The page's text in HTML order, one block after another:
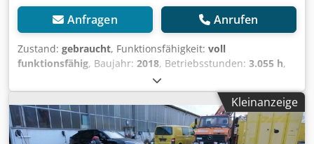
Anfragen Anrufen
Zustand: gebraucht, Funktionsfähigkeit: voll
funktionsfähig, Baujahr: 2018, Betriebsstunden: 3.055 h,
, Kraftstofftyp:
1.150 mm, Antriebsart:Elektro, Niederhubwagen
Lastschwerpunkt: 600 Zustand: Einsatzbereit und voll
funktionsfähig Zustand Technisch: gut Batterie Volt: 24V
Batterie Ah: 500Ah Batterie Hersteller: Allgäu Batterie
Kleinanzeige